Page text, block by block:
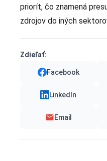
priorít, čo znamená
zdrojov do iných
Zdieľať:
Facebook
LinkedIn
Email